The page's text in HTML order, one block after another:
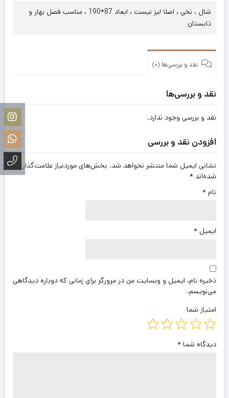
شال ، نخی ، اصلا لیز نیست ، ابعاد 87*190 ، مناسب فصل بهار و
تابستان
نقد و بررسی‌ها (0)
نقد و بررسی‌ها
نقد و بررسی وجود ندارد.
افزودن نقد و بررسی
نشانی ایمیل شما منتشر نخواهد شد. بخش‌های موردنیاز علامت‌گذاری
شده‌اند *
نام *
ایمیل *
ذخیره نام، ایمیل و وبسایت من در مرورگر برای زمانی که دوباره دیدگاهی
می‌نویسم.
امتیاز شما
دیدگاه شما *